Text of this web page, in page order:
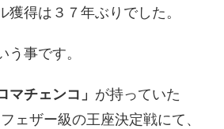
獲得は３７年ぶりでした。
う事です。
マチェンコ」 が持っていた
ェザー級の王座決定戦にて、